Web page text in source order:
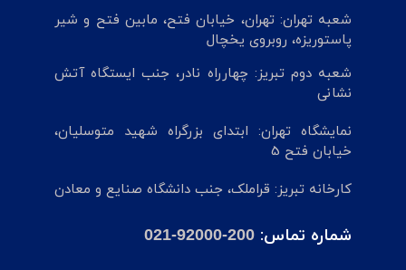
شعبه تهران: تهران، خیابان فتح، مابین فتح و شیر
پاستوریزه، روبروی یخچال
شعبه دوم تبریز: چهارراه نادر، جنب ایستگاه آتش
نشانی
نمایشگاه تهران: ابتدای بزرگراه شهید متوسلیان،
خیابان فتح 5
کارخانه تبریز: قراملک، جنب دانشگاه صنایع و معادن
شماره تماس: 021-92000-200